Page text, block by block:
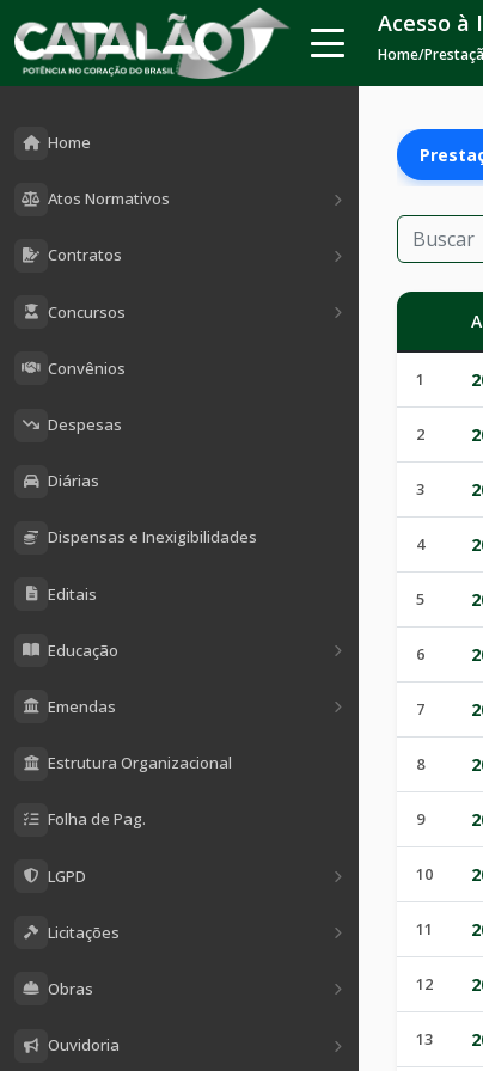
Home
Atos Normativos
Contratos
Concursos
Convênios
Despesas
Diárias
Dispensas e Inexigibilidades
Editais
Educação
Emendas
Estrutura Organizacional
Folha de Pag.
LGPD
Licitações
Obras
Ouvidoria
Acesso à
Home/
1
2
3
4
5
6
7
8
9
10
11
12
13